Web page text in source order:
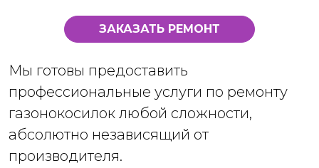
ЗАКАЗАТЬ РЕМОНТ
Мы готовы предоставить
профессиональные услуги по ремонту
газонокосилок любой сложности,
абсолютно независящий от
производителя.